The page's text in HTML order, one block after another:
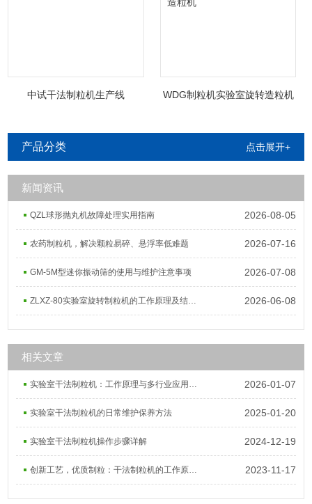
中试干法制粒机生产线 WDG制粒机实验室旋转造粒机
产品分类 点击展开+
新闻资讯
QZL球形抛丸机故障处理实用指南 2026-08-05
农药制粒机，解决颗粒易碎、悬浮率低难题 2026-07-16
GM-5M型迷你振动筛的使用与维护注意事项 2026-07-08
ZLXZ-80实验室旋转制粒机的工作原理及结构组成 2026-06-08
相关文章
实验室干法制粒机：工作原理与多行业应用探索 2026-01-07
实验室干法制粒机的日常维护保养方法 2025-01-20
实验室干法制粒机操作步骤详解 2024-12-19
创新工艺，优质制粒：干法制粒机的工作原理与发展趋势 2023-11-17